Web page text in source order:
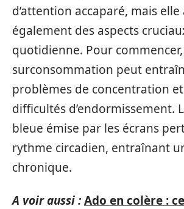
d’attention accaparé, mais elle
également des aspects
quotidienne. Pour
surconsommation peut
problèmes de concentration
difficultés d’endormissement.
bleue émise par les écrans
rythme circadien, entraînant
chronique.
A voir aussi :Ado en colère :